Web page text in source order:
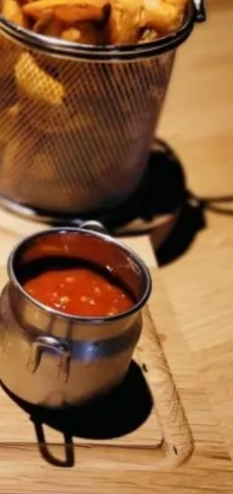
Details
www.brauereigasthof-
Am Ödenturm – Das
Am Ödenturm 11, 93413
Tel.: Tel.: 09971-89270
Details
www.oedenturm.de
Aschbacher Hof
Aschbach 3, 83620
Tel.: Tel.: 08063-80660
Details
www.aschbacher-hof.de